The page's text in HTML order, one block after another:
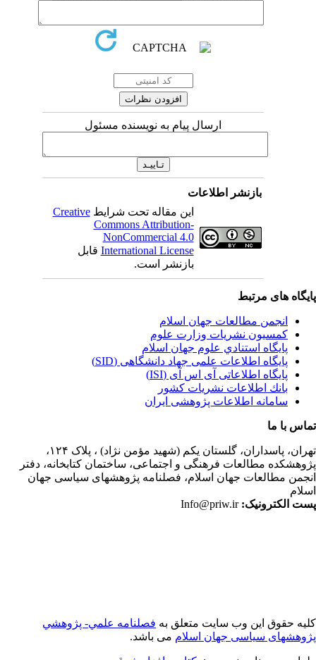
ارسال پیام به نویسنده مسئول
بازنشر اطلاعات
این مقاله تحت شرایطCreative
Commons Attribution-
NonCommercial 4.0
International Licenseقابل
بازنشر است.
های مرتبط
انجمن مطالعات جهان اسلام
کمسیون نشریات وزارت علوم
پايگاه استنادي علوم جهان اسلام
پایگاه اطلاعات علمی جهاد دانشگاهی (SID)
پایگاه اطلاعاتی آی اس آی (ISI)
بانك اطلاعات نشريات كشور
سامانه اطلاعات پژوهشی ایران
با ما
پاسداران، گلستان یکم (شهید مؤمن نژاد) ، پلاک ۱۲۴،
مطالعات فرهنگی و اجتماعی، ساختمان کتابخانه، دفتر
مطالعات جهان اسلام، فصلنامه پژوهشهای سیاسی جهان
الکترونیک:Info@priw.ir
حقوق این وب سایت متعلق بهفصلنامه علمي- پژوهشي
سیاسی جهان اسلاممی باشد.